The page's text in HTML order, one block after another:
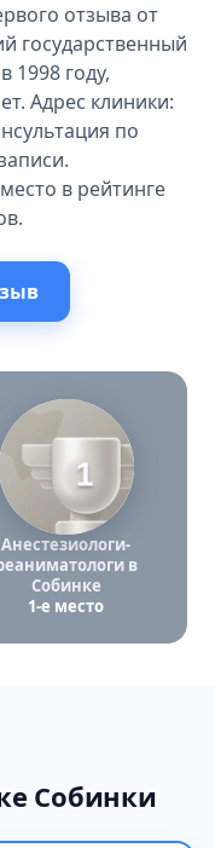
отзыва от
государственный
1998 году,
Адрес клиники:
по
в рейтинге
1
Анестезиологи-
в
Собинке
1-е место
Собинки